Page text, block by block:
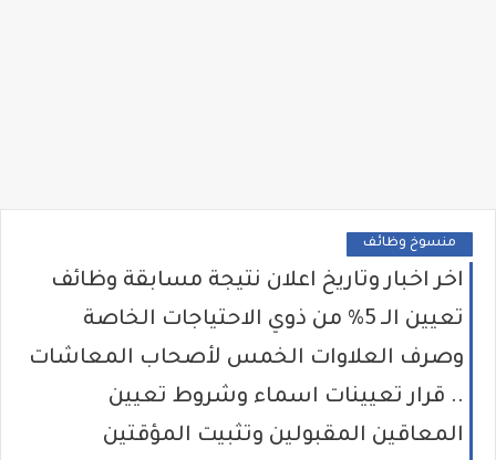
منسوخ وظائف
اخر اخبار وتاريخ اعلان نتيجة مسابقة وظائف
تعيين الـ 5% من ذوي الاحتياجات الخاصة
وصرف العلاوات الخمس لأصحاب المعاشات
.. قرار تعيينات اسماء وشروط تعيين
المعاقين المقبولين وتثبيت المؤقتين